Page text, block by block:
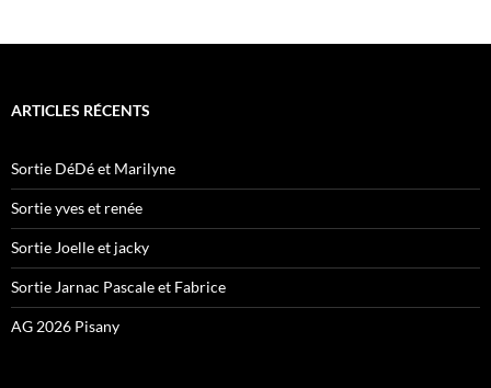
ARTICLES RÉCENTS
Sortie DéDé et Marilyne
Sortie yves et renée
Sortie Joelle et jacky
Sortie Jarnac Pascale et Fabrice
AG 2026 Pisany